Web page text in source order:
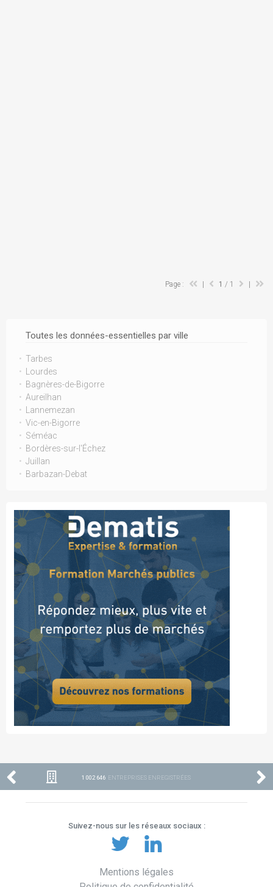
Toutes les données-essentielles par ville
Tarbes
Lourdes
Bagnères-de-Bigorre
Aureilhan
Lannemezan
Vic-en-Bigorre
Séméac
Bordères-sur-l'Échez
Juillan
Barbazan-Debat
Page : 1 / 1
1 002 646 ENTREPRISES ENREGISTRÉES
Suivez-nous sur les réseaux sociaux :
Mentions légales